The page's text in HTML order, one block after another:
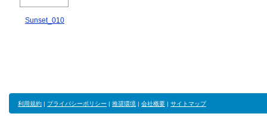
Sunset_010
利用規約 | プライバシーポリシー | 推奨環境 | 会社概要 | サイトマップ